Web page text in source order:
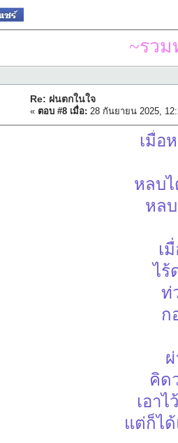
~รว
Re: ฝนตกในใจ
« ตอบ #8 เมื่อ: 28 กันยายน 2025,
เมื่อ
หลบไ
หล
เ
ไร้
ท่
ก
คิด
เอา
แต่ก็ไ